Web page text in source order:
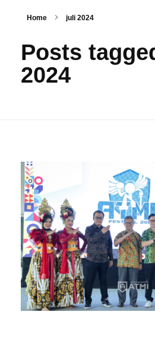
Home juli 2024
Posts
2024